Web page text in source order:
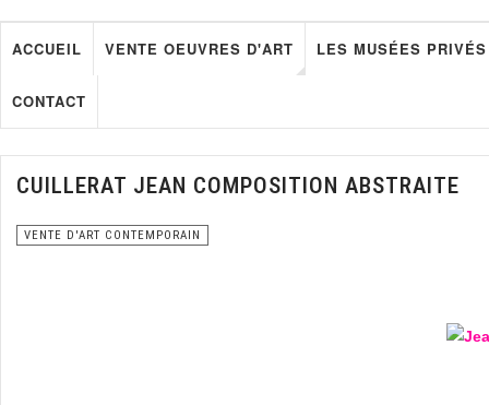
ACCUEIL VENTE OEUVRES D'ART LES MUSÉES PRIVÉS
CONTACT
CUILLERAT JEAN COMPOSITION ABSTRAITE
VENTE D'ART CONTEMPORAIN